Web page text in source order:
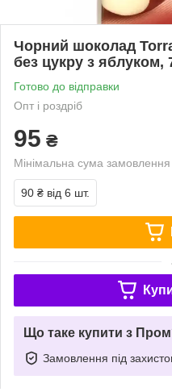
Чорний шоколад
без цукру з яблуком,
Готово до відправки
Опт і роздріб
95 ₴
Мінімальна сума
90 ₴ від 6 шт.
Що таке купити з
Замовлення під